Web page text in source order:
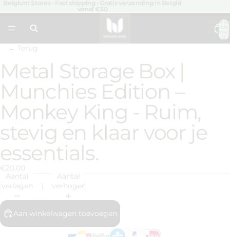
Totaal
← Terug
Afbeelding
openen
in
volledig
scherm
Metal Storage Box |
Munchies Edition –
Monkey King - Ruim,
stevig en klaar voor je
essentials.
€20,00
Aantal
verlagen
Aantal
verhogen
Aan winkelwagen toevoegen